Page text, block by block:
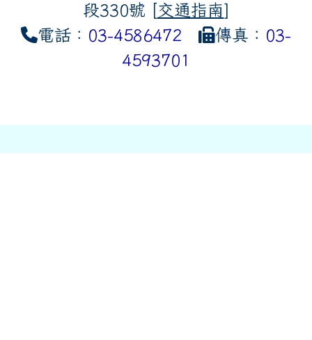
段330號 [交通指南]
電話： 03-4586472 傳真： 03-
4593701